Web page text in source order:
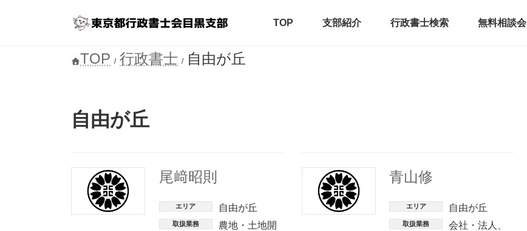
TOP 支部紹介 行政書士検索 無料相談会
TOP 行政書士 自由が丘
自由が丘
尾﨑昭則
エリア 自由が丘
取扱業務
農地・土地開
青山修
エリア 自由が丘
取扱業務 会社・法人